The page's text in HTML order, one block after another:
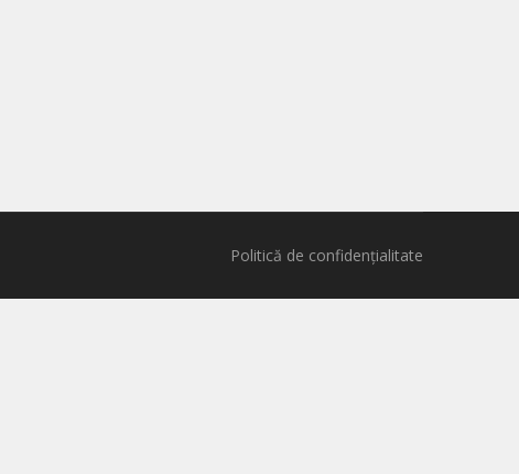
Politică de confidențialitate